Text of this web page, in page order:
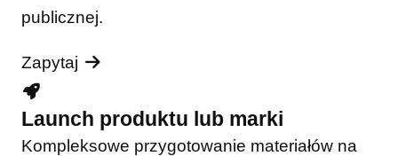
publicznej.
Zapytaj
Launch produktu lub marki
Kompleksowe przygotowanie materiałów na